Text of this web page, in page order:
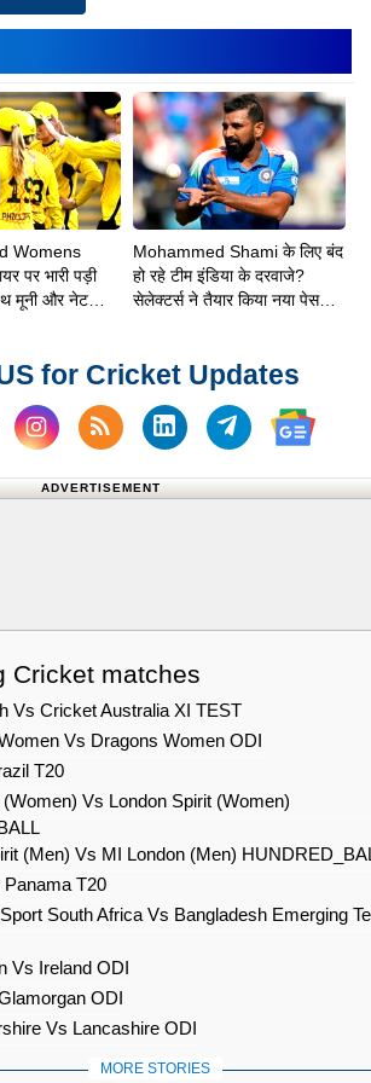
Womens
पर भारी पड़ी
मूनी और नेट
Mohammed Shami के लिए बंद
हो रहे टीम इंडिया के दरवाजे?
सेलेक्टर्स ने तैयार किया नया पेस
for Cricket Updates
on Facebook
us on X (Twitter)
Subscribe to our RSS Feed
Follow us onFollow us on
Follow
ADVERTISEMENT
Cricket matches
Vs Cricket Australia XI TEST
Vs Dragons Women ODI
T20
Vs London Spirit (Women)
(Men) Vs MI London (Men)
T20
South Africa Vs Bangladesh Emerging
Vs Ireland ODI
ODI
Vs Lancashire ODI
MORE STORIES